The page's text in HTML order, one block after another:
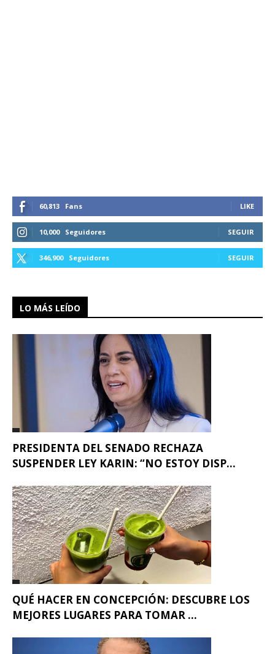
60,813 Fans LIKE
10,000 Seguidores SEGUIR
346,900 Seguidores SEGUIR
LO MÁS LEÍDO
PRESIDENTA DEL SENADO RECHAZA
SUSPENDER LEY KARIN: “NO ESTOY DISP...
QUÉ HACER EN CONCEPCIÓN: DESCUBRE LOS
MEJORES LUGARES PARA TOMAR ...